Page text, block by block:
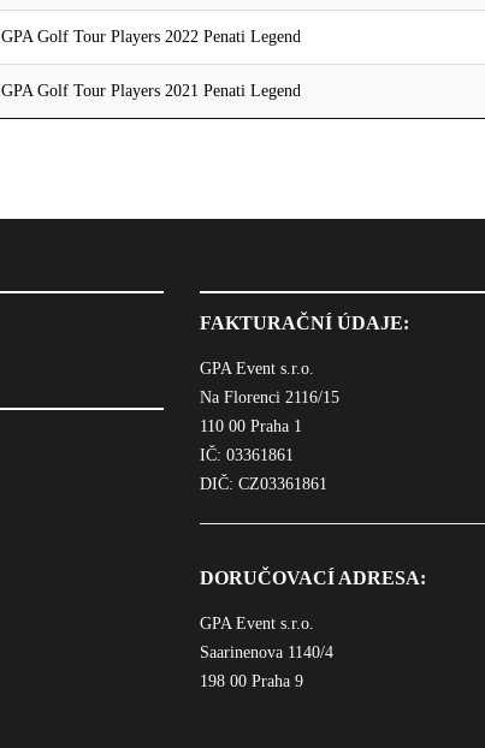
GPA Golf Tour Players 2022 Penati Legend
GPA Golf Tour Players 2021 Penati Legend
FAKTURAČNÍ ÚDAJE:
GPA Event s.r.o.
Na Florenci 2116/15
110 00 Praha 1
IČ: 03361861
DIČ: CZ03361861
DORUČOVACÍ ADRESA:
GPA Event s.r.o.
Saarinenova 1140/4
198 00 Praha 9